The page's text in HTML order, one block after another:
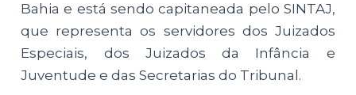
Bahia e está sendo capitaneada pelo SINTAJ,
que representa os servidores dos Juizados
Especiais, dos Juizados da Infância e
Juventude e das Secretarias do Tribunal.